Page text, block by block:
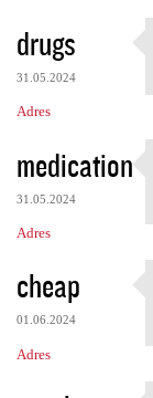
drugs
31.05.2024
Adres
medication
31.05.2024
Adres
cheap
01.06.2024
Adres